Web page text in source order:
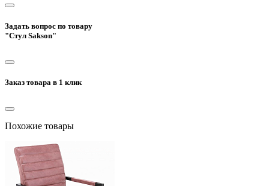
Задать вопрос по товару
"Стул Sakson"
Заказ товара в 1 клик
Похожие товары